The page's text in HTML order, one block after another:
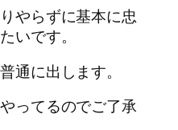
やらずに基本に忠
いです。
通に出します。
ってるのでご了承